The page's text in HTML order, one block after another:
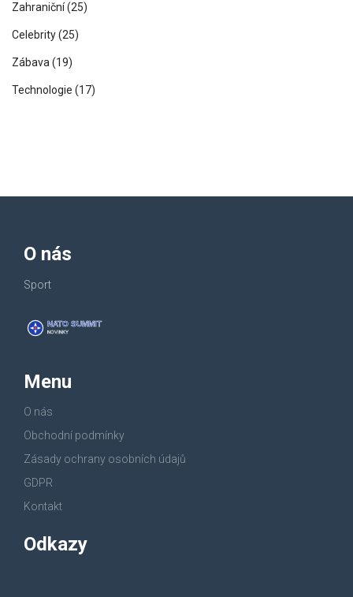
Zahraniční(25)
Celebrity(25)
Zábava(19)
Technologie (17)
O nás
Sport
Menu
O nás
Obchodní podmínky
Zásady ochrany osobních údajů
GDPR
Kontakt
Odkazy